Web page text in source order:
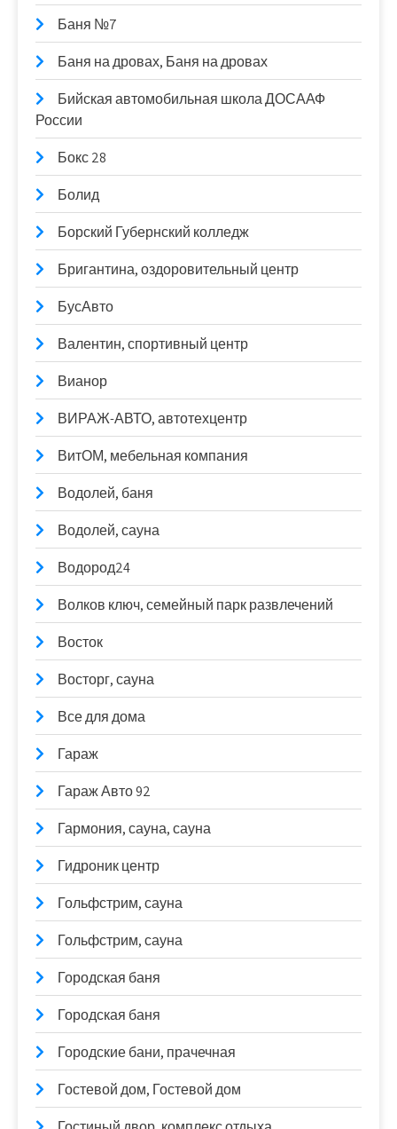
Баня №7
Баня на дровах, Баня на дровах
Бийская автомобильная школа ДОСААФ
России
Бокс 28
Болид
Борский Губернский колледж
Бригантина, оздоровительный центр
БусАвто
Валентин, спортивный центр
Вианор
ВИРАЖ-АВТО, автотехцентр
ВитОМ, мебельная компания
Водолей, баня
Водолей, сауна
Водород24
Волков ключ, семейный парк развлечений
Восток
Восторг, сауна
Все для дома
Гараж
Гараж Авто 92
Гармония, сауна, сауна
Гидроник центр
Гольфстрим, сауна
Гольфстрим, сауна
Городская баня
Городская баня
Городские бани, прачечная
Гостевой дом, Гостевой дом